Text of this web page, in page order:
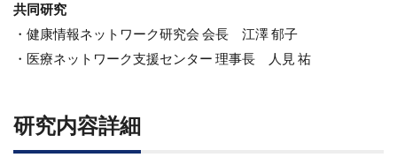
共同研究
・健康情報ネットワーク研究会 会長 江澤 郁子
・医療ネットワーク支援センター 理事長 人見 祐
研究内容詳細